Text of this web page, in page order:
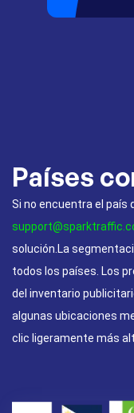
Países
Si no encuentra el país
solución.La
todos los países. Los
del inventario
algunas ubicaciones
clic ligeramente más